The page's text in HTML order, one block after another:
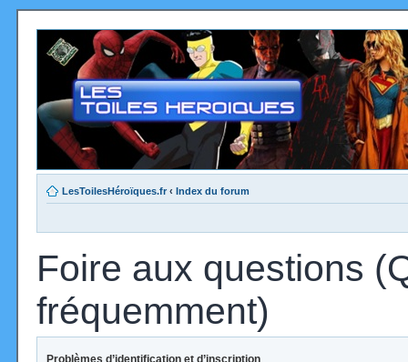
LesToilesHéroïques.fr ‹ Index du forum
Foire aux questions
fréquemment)
Problèmes d’identification et d’inscription